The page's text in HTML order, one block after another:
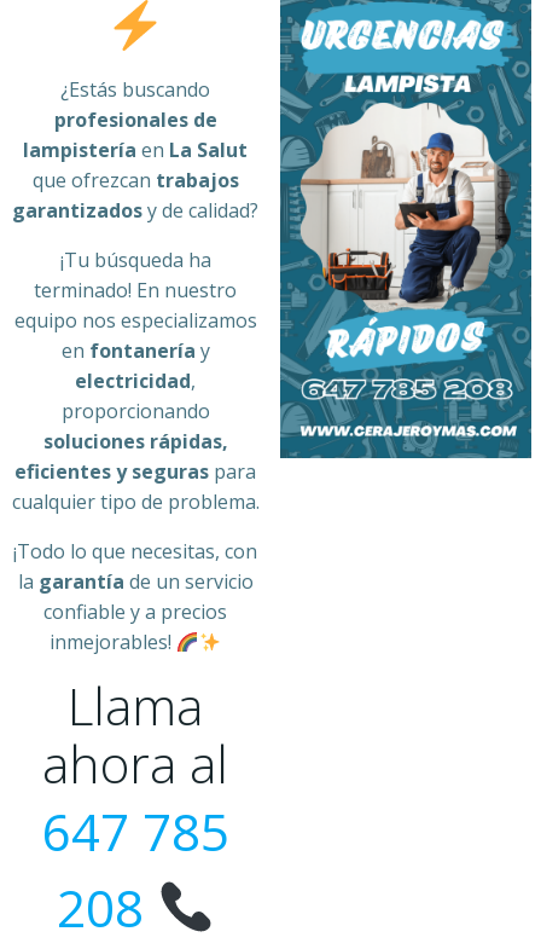
¿Estás buscando
profesionales de
lampistería en La Salut
que ofrezcan trabajos
garantizadosy de calidad?
¡Tu búsqueda ha
terminado! En nuestro
equipo nos especializamos
en fontanería y
electricidad,
proporcionando
soluciones rápidas,
eficientes y seguras para
cualquier tipo de problema.
¡Todo lo que necesitas, con
la garantía de un servicio
confiable y a precios
inmejorables!
Llama
ahora al
647 785
208